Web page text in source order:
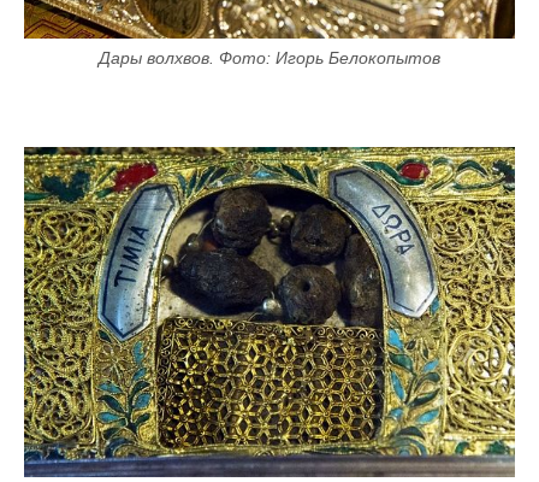
Дары волхвов. Фото: Игорь Белокопытов